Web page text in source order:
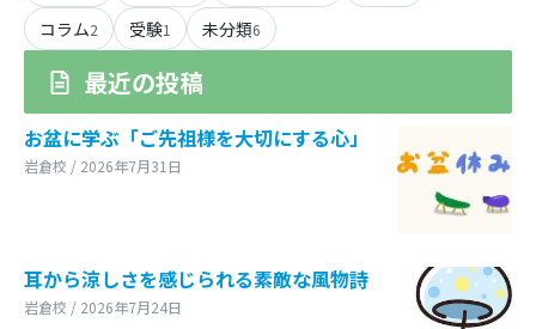
コラム2 受験1 未分類6
最近の投稿
お盆に学ぶ「ご先祖様を大切にする心」
岩倉校 / 2026年7月31日
耳から涼しさを感じられる素敵な風物詩
岩倉校 / 2026年7月24日